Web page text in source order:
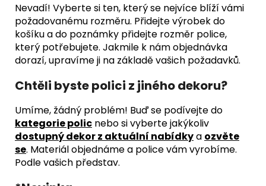
Nevadí! Vyberte si ten, který se nejvíce blíží vámi
požadovanému rozměru. Přidejte výrobek do
košíku a do poznámky přidejte rozměr police,
který potřebujete. Jakmile k nám objednávka
dorazí, upravíme ji na základě vašich požadavků.
Chtěli byste polici z jiného dekoru?
Umíme, žádný problém! Buď se podívejte do
kategorie polic nebo si vyberte jakýkoliv
dostupný dekor z aktuální nabídkya ozvěte
se. Materiál objednáme a police vám vyrobíme.
Podle vašich představ.